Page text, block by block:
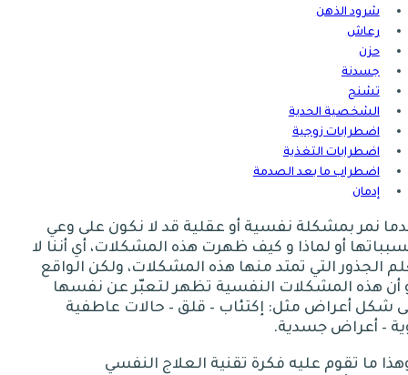
شرود الذهن
رعاش
حزن
جسدنة
تشنج
الشخصية الحدية
اضطرابات زوجية
اضطرابات التغذية
اضطراب ما بعد الصدمة
إدمان
نمر بمشكلة نفسية أو عقلية قد لا نكون على وعي
أو لماذا و كيف ظهرت هذه المشكلات، أي أننا لا
الجذور التي تمتد منها هذه المشكلات، ولكن الواقع
أن هذه المشكلات النفسية تظهر لتعبّر عن نفسها
شكل أعراض مثل: إكتئاب – قلق – حالات عاطفية
– أعراض جسدية.
ما تقوم عليه فكرة تقنية العلاج النفسي